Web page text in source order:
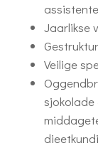
assistente
Jaarlikse
Veilige
sjokolade